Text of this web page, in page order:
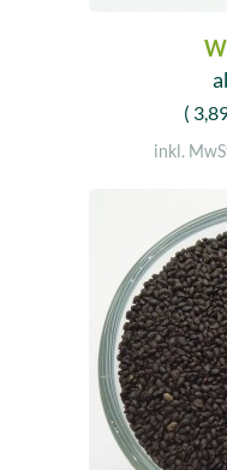
(
inkl.